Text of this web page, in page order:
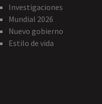
Investigaciones
Mundial 2026
Nuevo gobierno
Estilo de vida